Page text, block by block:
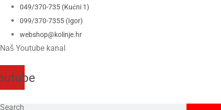
049/370-735 (Kućni 1)
099/370-7355 (Igor)
webshop@kolinje.hr
Naš Youtube kanal
Search